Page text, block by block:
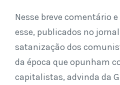
Nesse breve comentário
esse, publicados no jornal
satanização dos
da época que opunham
capitalistas, advinda da